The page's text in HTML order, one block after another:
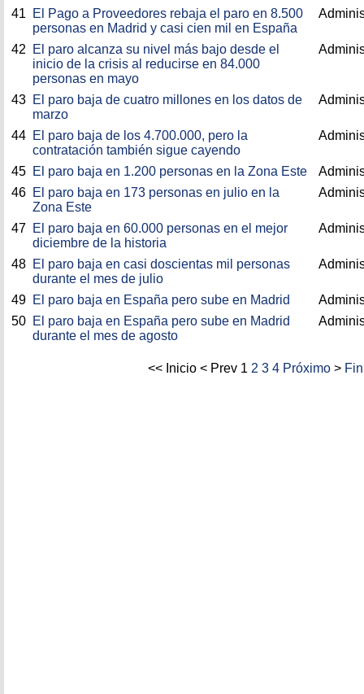
41
El Pago a Proveedores rebaja el paro en 8.500
personas en Madrid y casi cien mil en España
42
El paro alcanza su nivel más bajo desde el
inicio de la crisis al reducirse en 84.000
personas en mayo
43 El paro baja de cuatro millones en los datos de
marzo
44 El paro baja de los 4.700.000, pero la
contratación también sigue cayendo
45 El paro baja en 1.200 personas en la Zona Este
46 El paro baja en 173 personas en julio en la
Zona Este
47 El paro baja en 60.000 personas en el mejor
diciembre de la historia
48 El paro baja en casi doscientas mil personas
durante el mes de julio
49 El paro baja en España pero sube en Madrid
50 El paro baja en España pero sube en Madrid
durante el mes de agosto
<< Inicio< Prev 1 2 3 4 Próximo> Fin